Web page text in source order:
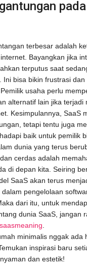
terbesar adalah
Bayangkan jika
terputus saat
Ini bisa bikin frustrasi
usaha perlu
alternatif lain jika terjadi
Kesimpulannya, SaaS
tetapi tentu juga
baik untuk pemilik
dunia yang terus
cerdas adalah
di depan kita. Seiring
SaaS akan terus
pengelolaan
dari itu, untuk
dunia SaaS, jangan
saasmeaning
minimalis nggak ada
inspirasi baru
dan estetik!